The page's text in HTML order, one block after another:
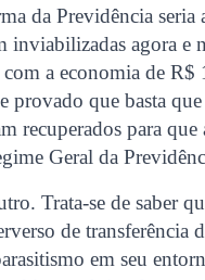
da Previdência seria
inviabilizadas agora e
com a economia de
provado que basta
recuperados para
Geral da
Trata-se de saber
de transferência
em seu